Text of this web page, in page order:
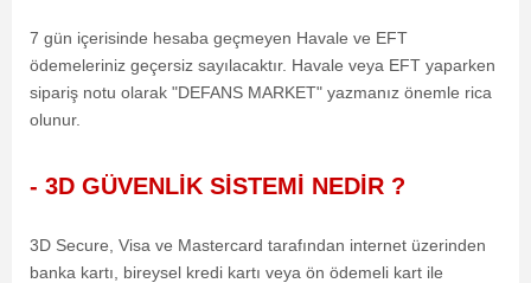
7 gün içerisinde hesaba geçmeyen Havale ve EFT
ödemeleriniz geçersiz sayılacaktır. Havale veya EFT yaparken
sipariş notu olarak "DEFANS MARKET" yazmanız önemle rica
olunur.
- 3D GÜVENLİK SİSTEMİ NEDİR ?
3D Secure, Visa ve Mastercard tarafından internet üzerinden
banka kartı, bireysel kredi kartı veya ön ödemeli kart ile